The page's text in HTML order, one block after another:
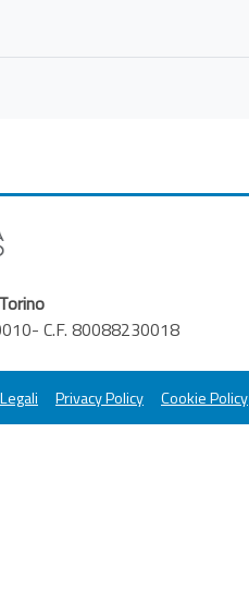
C.F. 80088230018
Privacy Policy Cookie Policy